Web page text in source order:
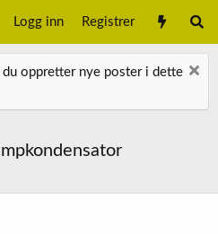
Logg inn Registrer
oppretter nye poster i dette